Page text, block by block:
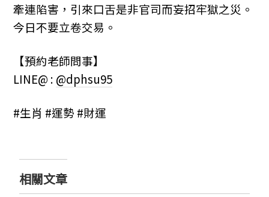
牽連陷害，引來口舌是非官司而妄招牢獄之災。
今日不要立卷交易。
【預約老師問事】
LINE@ : @dphsu95
#生肖 #運勢 #財運
相關文章